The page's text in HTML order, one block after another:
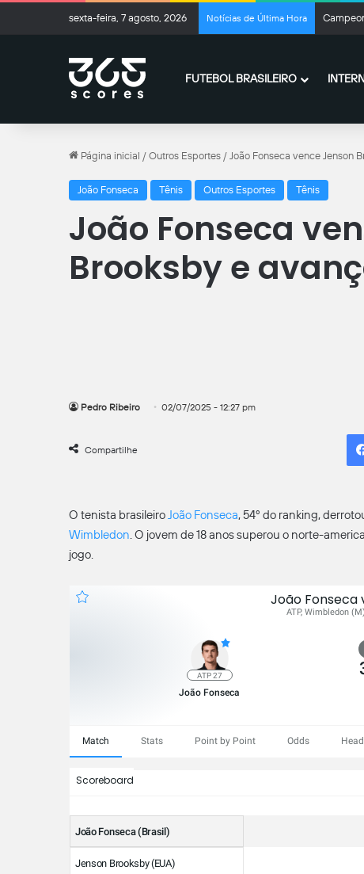
sexta-feira, 7 agosto, 2026 Notícias de Última Hora
FUTEBOL BRASILEIRO
Página inicial / Outros Esportes / João Fonseca vence Jenson
João Fonseca Tênis Outros Esportes Tênis
João Fonseca
Brooksby e
Pedro Ribeiro 02/07/2025 - 12:27 pm
Compartilhe
O tenista brasileiroJoão Fonseca, 54º do ranking,
Wimbledon. O jovem de 18 anos superou o norte-
jogo.
João Fonseca
ATP, Wimbledon
ATP 27
João Fonseca
Match Stats Point by Point Odds
Scoreboard
João Fonseca (Brasil)
Jenson Brooksby (EUA)